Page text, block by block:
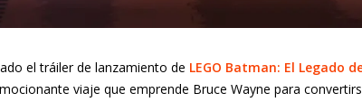
el tráiler de lanzamiento de LEGO Batman: El Legado
viaje que emprende Bruce Wayne para